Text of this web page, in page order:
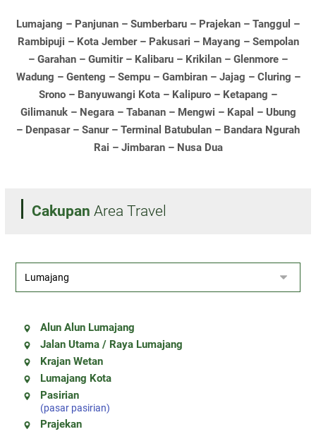
Lumajang – Panjunan – Sumberbaru – Prajekan – Tanggul –
Rambipuji – Kota Jember – Pakusari – Mayang – Sempolan
– Garahan – Gumitir – Kalibaru – Krikilan – Glenmore –
Wadung – Genteng – Sempu – Gambiran – Jajag – Cluring –
Srono – Banyuwangi Kota – Kalipuro – Ketapang –
Gilimanuk – Negara – Tabanan – Mengwi – Kapal – Ubung
– Denpasar – Sanur – Terminal Batubulan – Bandara Ngurah
Rai – Jimbaran – Nusa Dua
Cakupan Area Travel
Alun Alun Lumajang
Jalan Utama / Raya Lumajang
Krajan Wetan
Lumajang Kota
Pasirian
(pasar pasirian)
Prajekan